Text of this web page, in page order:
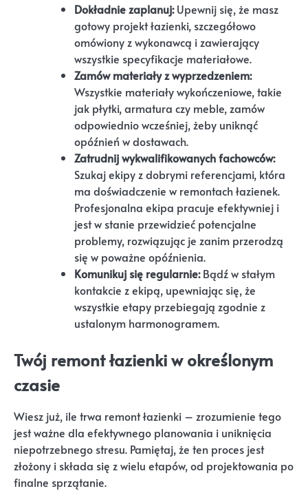
Dokładnie zaplanuj:Upewnij się, że masz
gotowy projekt łazienki, szczegółowo
omówiony z wykonawcą i zawierający
wszystkie specyfikacje materiałowe.
Zamów materiały z wyprzedzeniem:
Wszystkie materiały wykończeniowe, takie
jak płytki, armatura czy meble, zamów
odpowiednio wcześniej, żeby uniknąć
opóźnień w dostawach.
Zatrudnij wykwalifikowanych fachowców:
Szukaj ekipy z dobrymi referencjami, która
ma doświadczenie w remontach łazienek.
Profesjonalna ekipa pracuje efektywniej i
jest w stanie przewidzieć potencjalne
problemy, rozwiązując je zanim przerodzą
się w poważne opóźnienia.
Komunikuj się regularnie:Bądź w stałym
kontakcie z ekipą, upewniając się, że
wszystkie etapy przebiegają zgodnie z
ustalonym harmonogramem.
Twój remont łazienki w określonym
czasie
Wiesz już, ile trwa remont łazienki – zrozumienie tego
jest ważne dla efektywnego planowania i uniknięcia
niepotrzebnego stresu. Pamiętaj, że ten proces jest
złożony i składa się z wielu etapów, od projektowania po
finalne sprzątanie.